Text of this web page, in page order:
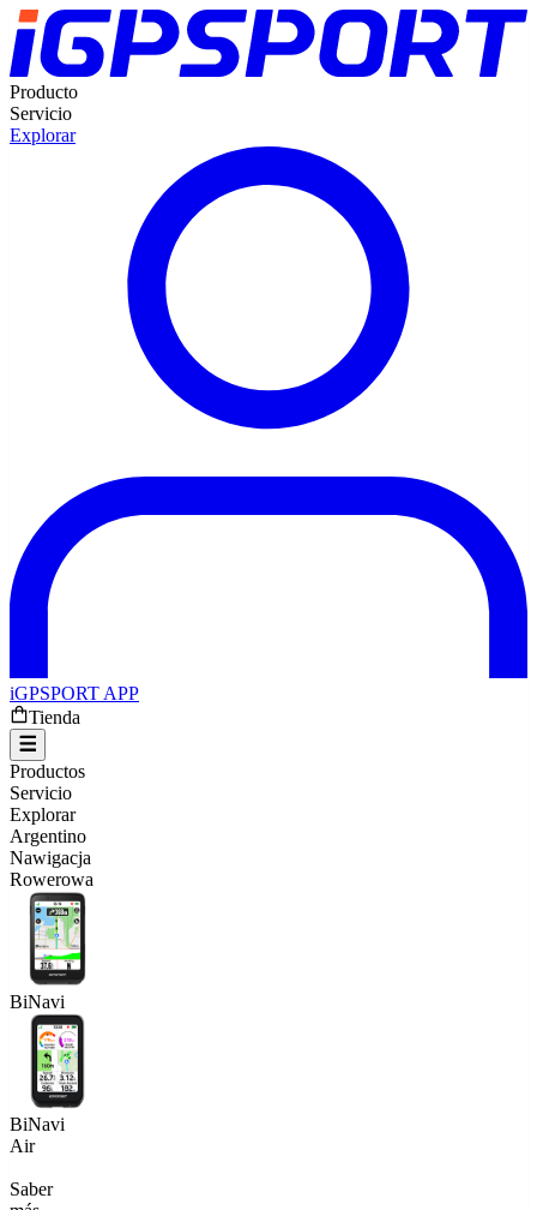
Producto
Servicio
Explorar
iGPSPORT APP
Tienda
Productos
Servicio
Explorar
Argentino
Nawigacja
Rowerowa
BiNavi
BiNavi
Air
Saber